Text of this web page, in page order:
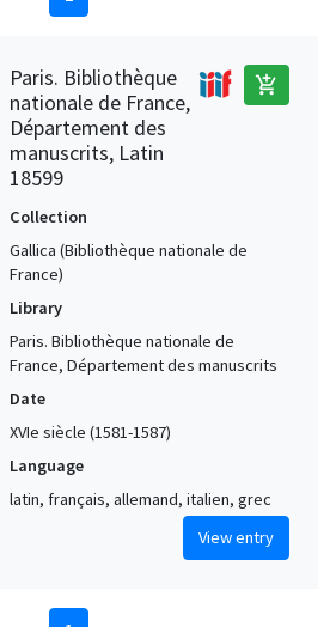
Paris. Bibliothèque
nationale de France,
Département des
manuscrits, Latin
18599
add_shopping_cart
Collection
Gallica (Bibliothèque nationale de
France)
Library
Paris. Bibliothèque nationale de
France, Département des manuscrits
Date
XVIe siècle (1581-1587)
Language
latin, français, allemand, italien, grec
View entry